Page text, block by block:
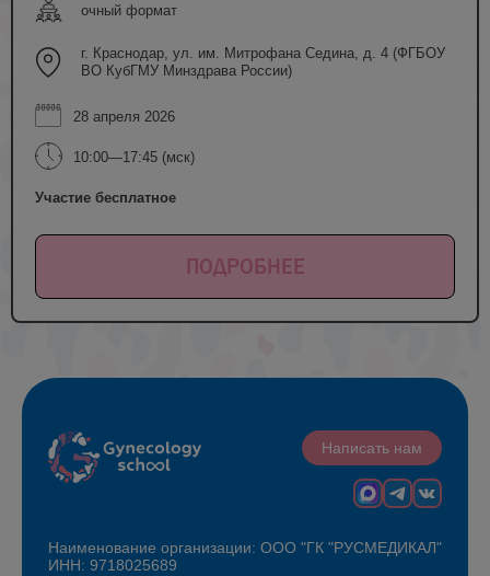
очный формат
г. Краснодар, ул. им. Митрофана Седина, д. 4 (ФГБОУ
ВО КубГМУ Минздрава России)
28 апреля 2026
10:00—17:45 (мск)
Участие бесплатное
ПОДРОБНЕЕ
Написать нам
Наименование организации: ООО "ГК "РУСМЕДИКАЛ"
ИНН: 9718025689